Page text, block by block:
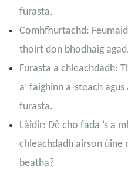
furasta.
Comhfhurtachd:
thoirt don bhodhaig
Furasta a chleachdadh:
a’ faighinn a-steach
furasta.
Làidir: Dè cho fada ’s a
chleachdadh airson ùine
beatha?